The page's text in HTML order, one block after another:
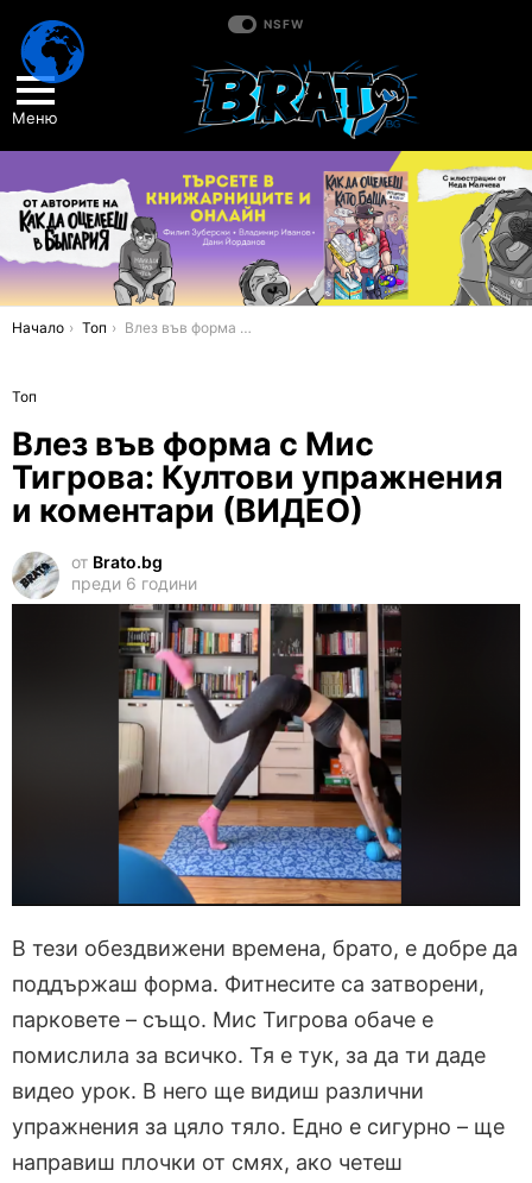
NSFW
Меню
You are here:
Начало Топ Влез във форма с Мис Тигрова: Култови упражнения и коментари (ВИДЕО)
Топ
Влез във форма с Мис
Тигрова: Култови упражнения
и коментари (ВИДЕО)
от Brato.bg
преди 6 години
В тези обездвижени времена, брато, е добре да
поддържаш форма. Фитнесите са затворени,
парковете – също. Мис Тигрова обаче е
помислила за всичко. Тя е тук, за да ти даде
видео урок. В него ще видиш различни
упражнения за цяло тяло. Едно е сигурно – ще
направиш плочки от смях, ако четеш